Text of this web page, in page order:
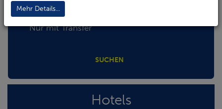
Nur mit Transfer
SUCHEN
Hotels
Mehr Details...